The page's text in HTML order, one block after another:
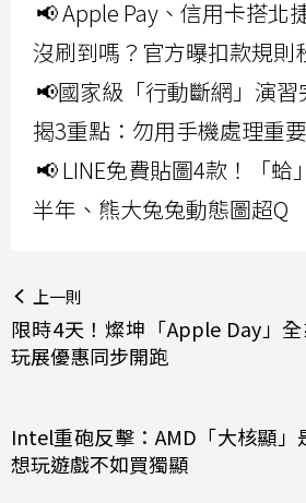
📢 Apple Pay、信用卡搭北
沒刷到嗎？官方曝扣款規則
📢國家級「行動斷網」演習
揭3重點：勿用手機處理重
📢 LINE免費貼圖4款！「蛤
半年、熊大兔兔動態圖超Q
上一則
限時4天！燦坤「Apple Day」
玩展優惠同步開跑
Intel重砲反擊：AMD「大核顯
想玩遊戲不如買獨顯